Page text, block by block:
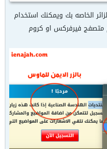
الخاصه بك ويمكنك استخدام
متصفج فيرفركس او كروم